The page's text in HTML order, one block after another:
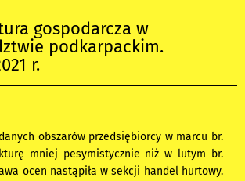
gospodarcza w
podkarpackim.
r.
obszarów przedsiębiorcy w marcu br.
mniej pesymistycznie niż w lutym br.
ocen nastąpiła w sekcji handel hurtowy.